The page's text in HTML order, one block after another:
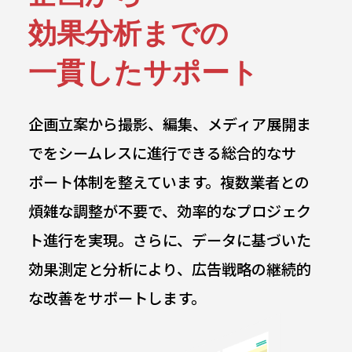
効果分析までの
一貫したサポート
企画立案から撮影、編集、メディア展開ま
でをシームレスに進行できる総合的なサ
ポート体制を整えています。複数業者との
煩雑な調整が不要で、効率的なプロジェク
ト進行を実現。さらに、データに基づいた
効果測定と分析により、広告戦略の継続的
な改善をサポートします。